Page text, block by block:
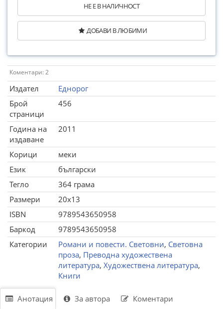
НЕ Е В НАЛИЧНОСТ
ДОБАВИ В ЛЮБИМИ
Коментари: 2
Издател
Еднорог
Брой
страници
456
Година на
издаване
2011
Корици
меки
Език
български
Тегло
364 грама
Размери
20x13
ISBN
9789543650958
Баркод
9789543650958
Категории
Романи и повести. Световни, Световна
проза, Преводна художествена
литература, Художествена литература,
Книги
Анотация За автора Коментари